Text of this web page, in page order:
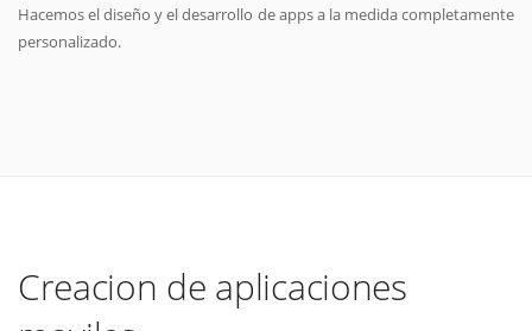
Hacemos el diseño y el desarrollo de apps a la medida completamente
personalizado.
Creacion de aplicaciones